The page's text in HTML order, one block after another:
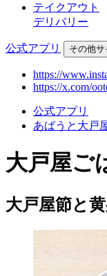
テイクアウト
デリバリー
公式アプリ その他サ
https://
https://x.com/
公式アプリ
あばうと大戸
大戸屋ご
大戸屋節と